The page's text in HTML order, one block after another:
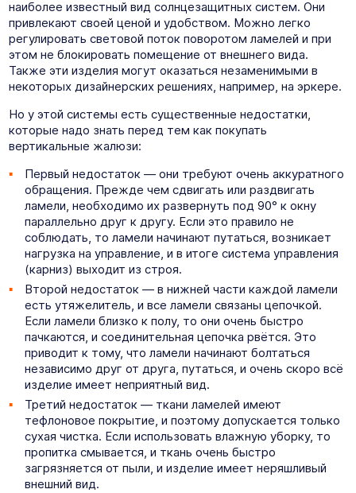
наиболее известный вид солнцезащитных систем. Они
привлекают своей ценой и удобством. Можно легко
регулировать световой поток поворотом ламелей и при
этом не блокировать помещение от внешнего вида.
Также эти изделия могут оказаться незаменимыми в
некоторых дизайнерских решениях, например, на эркере.
Но у этой системы есть существенные недостатки,
которые надо знать перед тем как покупать
вертикальные жалюзи:
Первый недостаток — они требуют очень аккуратного
обращения. Прежде чем сдвигать или раздвигать
ламели, необходимо их развернуть под 90° к окну
параллельно друг к другу. Если это правило не
соблюдать, то ламели начинают путаться, возникает
нагрузка на управление, и в итоге система управления
(карниз) выходит из строя.
Второй недостаток — в нижней части каждой ламели
есть утяжелитель, и все ламели связаны цепочкой.
Если ламели близко к полу, то они очень быстро
пачкаются, и соединительная цепочка рвётся. Это
приводит к тому, что ламели начинают болтаться
независимо друг от друга, путаться, и очень скоро всё
изделие имеет неприятный вид.
Третий недостаток — ткани ламелей имеют
тефлоновое покрытие, и поэтому допускается только
сухая чистка. Если использовать влажную уборку, то
пропитка смывается, и ткань очень быстро
загрязняется от пыли, и изделие имеет неряшливый
внешний вид.